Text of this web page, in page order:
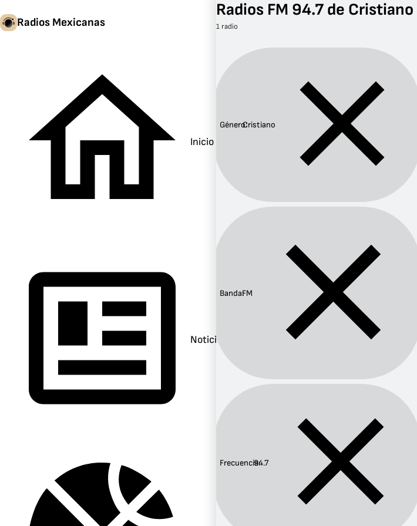
Radios Mexicanas
Inicio
Noticias
FM 94.7
Radios FM 94.7
Radios FM 94.7
Cristiano
Género:Cristiano
Banda:
FM
Frecuencia:
94.7
Radios FM 94.7 de Cristiano
1 radio
Género:Cristiano
Banda:FM
Frecuencia:94.7